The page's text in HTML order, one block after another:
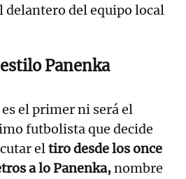
delantero del equipo local
Panenka
es el primer ni será el
futbolista que decide
eltiro desde los once
a lo Panenka,nombre